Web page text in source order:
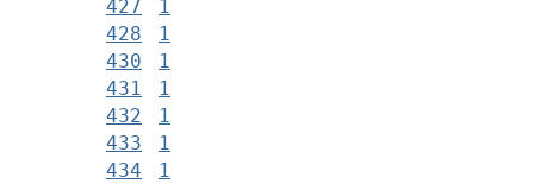
427
1
428
1
430
1
431
1
432
1
433
1
434
1